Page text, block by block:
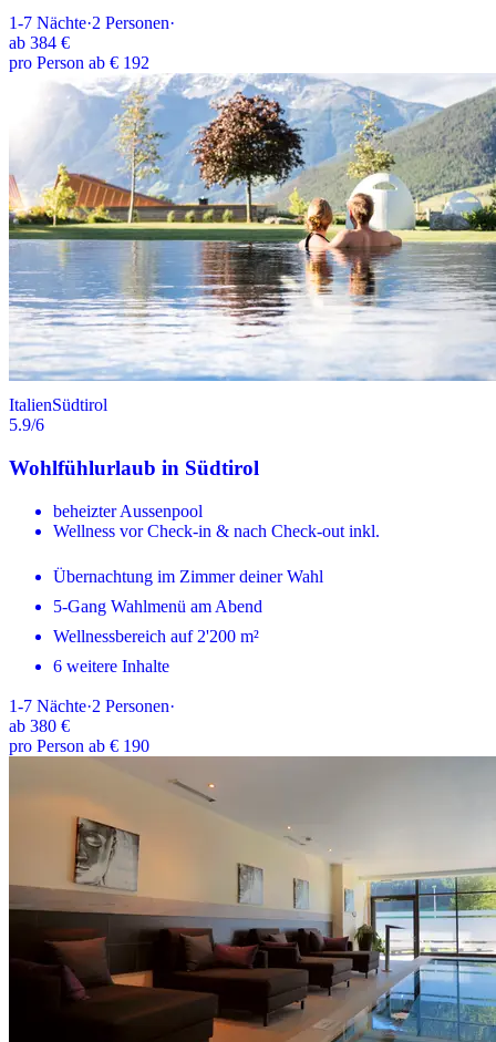
1-7 Nächte·2 Personen·
ab 384 €
pro Person ab € 192
ItalienSüdtirol
5.9/6
Wohlfühlurlaub in Südtirol
beheizter Aussenpool
Wellness vor Check-in & nach Check-out inkl.
Übernachtung im Zimmer deiner Wahl
5-Gang Wahlmenü am Abend
Wellnessbereich auf 2'200 m²
6 weitere Inhalte
1-7 Nächte·2 Personen·
ab 380 €
pro Person ab € 190